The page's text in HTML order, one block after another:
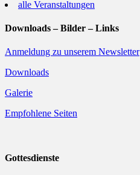
alle Veranstaltungen
Downloads – Bilder – Links
Anmeldung zu unserem Newsletter
Downloads
Galerie
Empfohlene Seiten
Gottesdienste